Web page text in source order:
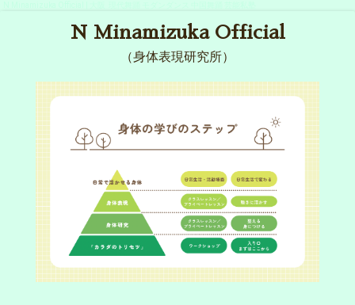
N Minamizuka Official
（身体表現研究所）